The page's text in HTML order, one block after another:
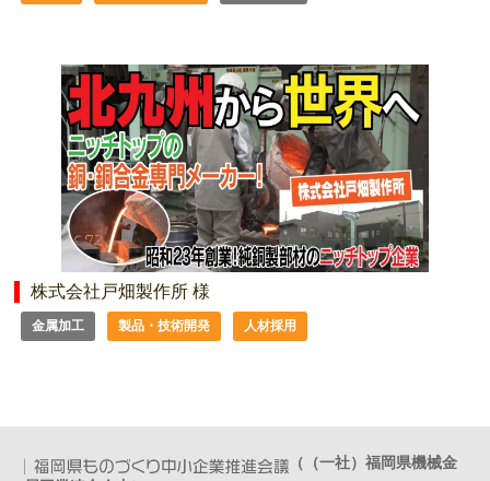
株式会社戸畑製作所 様
金属加工 製品・技術開発 人材採用
（（一社）福岡県機械金